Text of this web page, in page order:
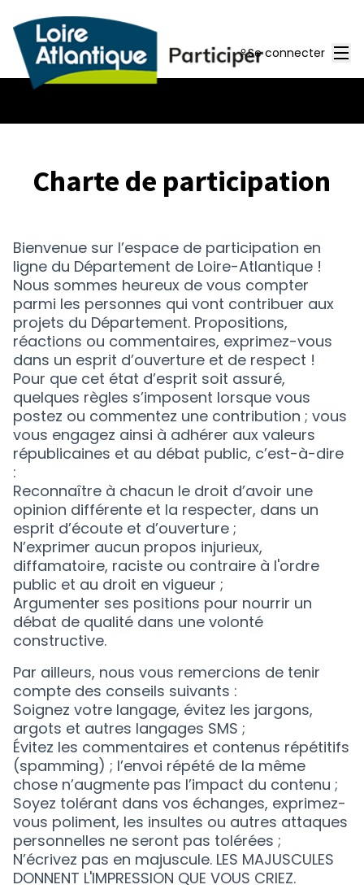
Se connecter
Charte de participation
Bienvenue sur l’espace de participation en
ligne du Département de Loire-Atlantique !
Nous sommes heureux de vous compter
parmi les personnes qui vont contribuer aux
projets du Département. Propositions,
réactions ou commentaires, exprimez-vous
dans un esprit d’ouverture et de respect !
Pour que cet état d’esprit soit assuré,
quelques règles s’imposent lorsque vous
postez ou commentez une contribution ; vous
vous engagez ainsi à adhérer aux valeurs
républicaines et au débat public, c’est-à-dire
:
Reconnaître à chacun le droit d’avoir une
opinion différente et la respecter, dans un
esprit d’écoute et d’ouverture ;
N’exprimer aucun propos injurieux,
diffamatoire, raciste ou contraire à l'ordre
public et au droit en vigueur ;
Argumenter ses positions pour nourrir un
débat de qualité dans une volonté
constructive.
Par ailleurs, nous vous remercions de tenir
compte des conseils suivants :
Soignez votre langage, évitez les jargons,
argots et autres langages SMS ;
Évitez les commentaires et contenus répétitifs
(spamming) ; l’envoi répété de la même
chose n’augmente pas l’impact du contenu ;
Soyez tolérant dans vos échanges, exprimez-
vous poliment, les insultes ou autres attaques
personnelles ne seront pas tolérées ;
N’écrivez pas en majuscule. LES MAJUSCULES
DONNENT L'IMPRESSION QUE VOUS CRIEZ.